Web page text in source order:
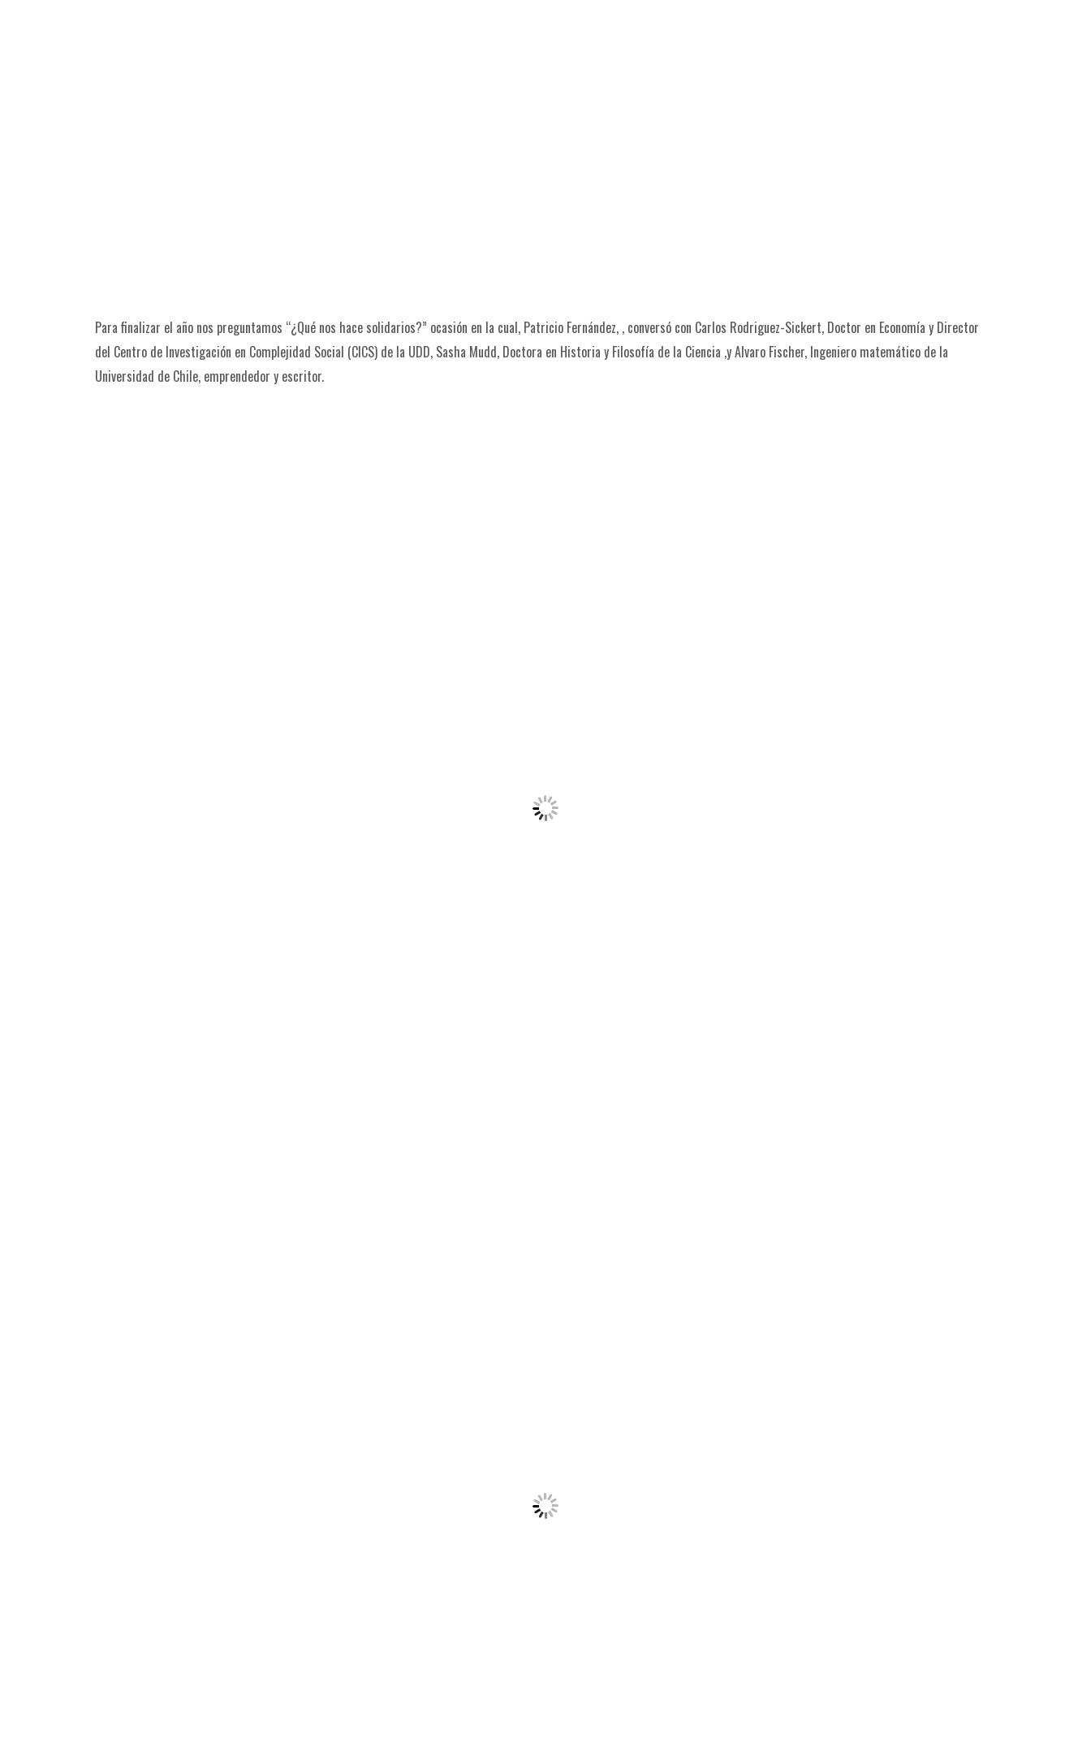
Para finalizar el año nos preguntamos “¿Qué nos hace solidarios?” ocasión en la cual, Patricio Fernández, , conversó con Carlos Rodriguez-Sickert, Doctor en Economía y Director
del Centro de Investigación en Complejidad Social (CICS) de la UDD, Sasha Mudd, Doctora en Historia y Filosofía de la Ciencia ,y Alvaro Fischer, Ingeniero matemático de la
Universidad de Chile, emprendedor y escritor.